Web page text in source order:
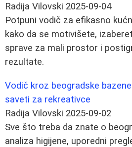
Radija Vilovski 2025-09-04
Potpuni vodič za efikasno
kako da se motivišete,
sprave za mali prostor i
rezultate.
Vodič kroz beogradske
saveti za rekreativce
Radija Vilovski 2025-09-02
Sve što treba da znate o
analiza higijene, uporedni